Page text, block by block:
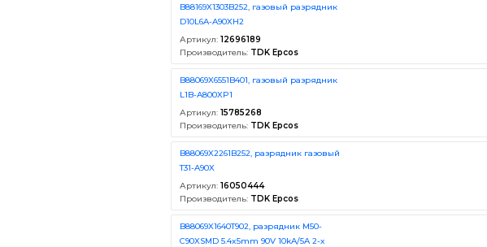
B88169X1303B252, газовый разрядник
D10L6A-A90XH2
Артикул: 12696189
Производитель: TDK Epcos
B88069X6551B401, газовый разрядник
L1B-A800XP1
Артикул: 15785268
Производитель: TDK Epcos
B88069X2261B252, разрядник газовый
T31-A90X
Артикул: 16050444
Производитель: TDK Epcos
B88069X1640T902, разрядник M50-
C90XSMD 5.4x5mm 90V 10kA/5A 2-х